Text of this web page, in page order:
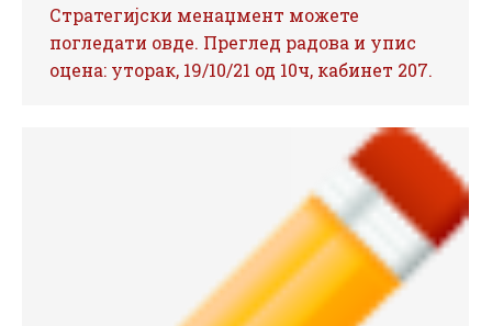
Стратегијски менаџмент можете
погледати овде. Преглед радова и упис
оцена: уторак, 19/10/21 од 10ч, кабинет 207.